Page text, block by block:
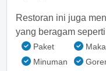
Restoran ini juga
yang beragam seperti
Paket
Minuman